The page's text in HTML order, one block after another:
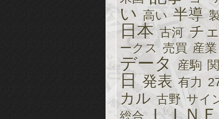
い 高い 半導
日本 古河 チ
ークス 売買 産業
データ 産駒
日 発表 有力
カル 古野 サイ
総合 ＬＩＮＥ